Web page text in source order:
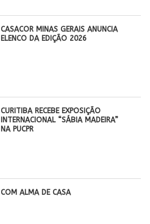
CASACOR MINAS GERAIS ANUNCIA
ELENCO DA EDIÇÃO 2026
CURITIBA RECEBE EXPOSIÇÃO
INTERNACIONAL “SÁBIA MADEIRA”
NA PUCPR
COM ALMA DE CASA